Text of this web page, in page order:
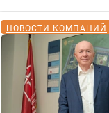
НОВОСТИ КОМПАНИЙ